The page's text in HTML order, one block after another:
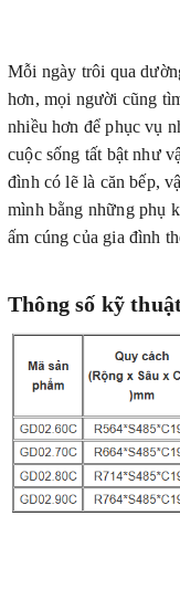
Mỗi ngày trôi qua
hơn, mọi người cũng
nhiều hơn để phục vụ
cuộc sống tất bật như
đình có lẽ là căn bếp,
mình bằng những phụ
ấm cúng của gia đình
Thông số kỹ